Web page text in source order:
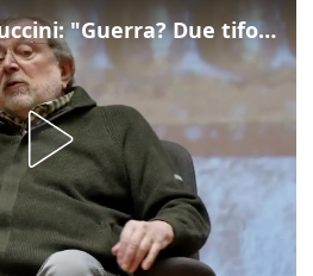
Medio Oriente, Guccini: "Guerra? Due tifoserie che si urlano contro e dimenticano vittime"